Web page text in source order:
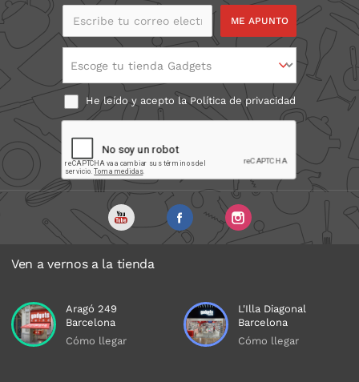
Escribe tu correo
Escoge tu tienda Gadgets
He leído y acepto laPolítica de privacidad
Ven a vernos a la tienda
Aragó 249
Barcelona
Cómo llegar
L'Illa Diagonal
Barcelona
Cómo llegar